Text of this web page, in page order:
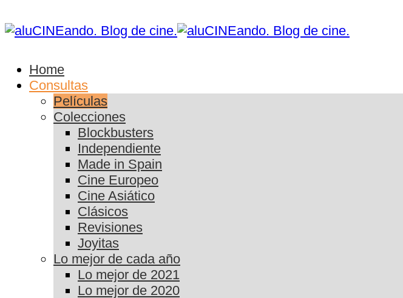
Home
Consultas
Películas
Colecciones
Blockbusters
Independiente
Made in Spain
Cine Europeo
Cine Asiático
Clásicos
Revisiones
Joyitas
Lo mejor de cada año
Lo mejor de 2021
Lo mejor de 2020